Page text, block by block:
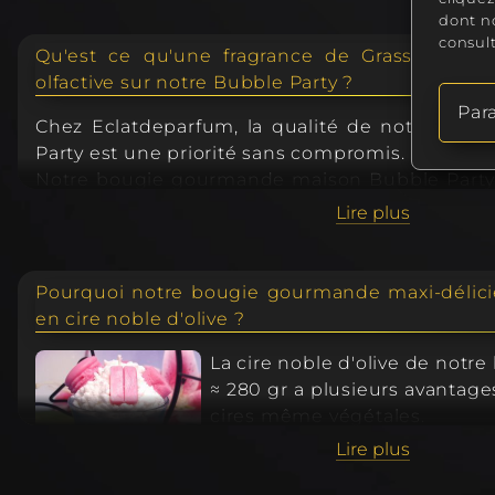
Qu'est ce qu'une fragrance de Grasse et
olfactive sur notre Bubble Party ?
Chez Eclatdeparfum, la qualité de notre
Party est une priorité sans compromis.
Notre bougie gourmande maison Bubble
délicieuse est constituée uniquement de
pourcentage maximum légale de fragrance
plaisir.
Bien que coûteux, la fragrance de Grasse
hautement qualitatif dans le monde.
surnommée la capitale mondiale du parfum.
Nous avons tous les certificats de conformité
Lire plus
Pourquoi notre bougie gourmande maxi-
en cire noble d'olive ?
La cire noble d'olive de
≈ 280 gr a plusieurs
cires même végétales.
La cire noble d'olive n'a, à
Lire plus
dont